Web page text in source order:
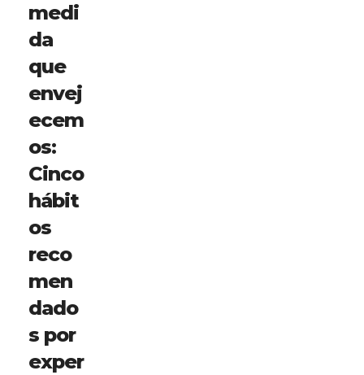
medi
da
que
envej
ecem
os:
Cinco
hábit
os
reco
men
dado
s por
exper